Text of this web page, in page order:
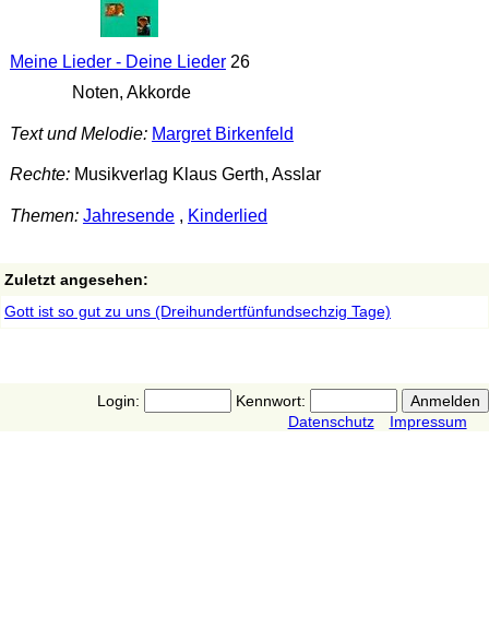
Meine Lieder - Deine Lieder26
Noten, Akkorde
Text und Melodie: Margret Birkenfeld
Rechte:Musikverlag Klaus Gerth, Asslar
Themen: Jahresende, Kinderlied
Zuletzt angesehen:
Gott ist so gut zu uns (Dreihundertfünfundsechzig Tage)
Login:
Kennwort:
Datenschutz
Impressum